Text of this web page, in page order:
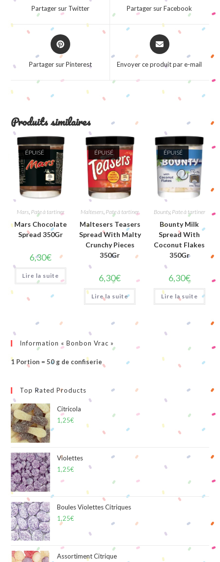
new
Partager sur Twitter
window
Partager sur Facebook
Opens
in
window
Partager sur Pinterest
Opens
in
new
Envoyer ce produit par e-mail
Produits similaires
ÉPUISÉ
Mars Pate à tartiner
Mars Chocolate
Spread 350Gr
6,30€
Lire la suite
ÉPUISÉ
Maltesers Pate à tartiner
Maltesers Teasers
Spread With Malty
Crunchy Pieces
350Gr
6,30€
Lire la suite
ÉPUISÉ
Bounty, Pate à tartiner
Bounty Milk
Spread With
Coconut Flakes
350Gr
6,30€
Lire la suite
Information « Bonbon Vrac »
1 Portion = 50 g de confiserie
Top Rated Products
Citricola
1,25€
Violettes
1,25€
Boules Violettes Citriques
1,25€
Assortiment Citrique